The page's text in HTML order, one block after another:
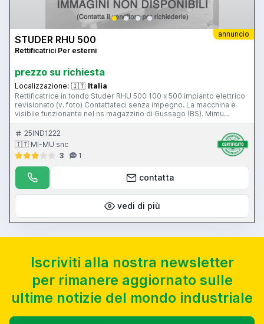
annuncio
STUDER RHU 500
Rettificatrici Per esterni
prezzo su richiesta
Localizzazione: 🇮🇹 Italia
Rettificatrice in tondo Studer RHU 500 100 x 500 impianto elettrico
revisionato (v. foto) Contattateci senza impegno. La macchina è
visibile funzionante nel ns magazzino di Gussago (BS). Mimu
Macchine Utensili Rundschleifmaschine Cylindrical grinding
machine Rectifieuse cylindrique
25IND1222
🇮🇹 MI-MU snc
3
1
contatta
vedi di più
Iscriviti alla nostra newsletter
per rimanere aggiornato sulle
ultime notizie del mondo industriale